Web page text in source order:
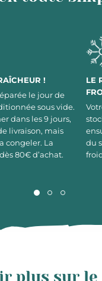
!
le jour de
sous vide.
dans les 9 jours,
livraison, mais
congeler. La
80€ d’achat.
LE
du
plus sur